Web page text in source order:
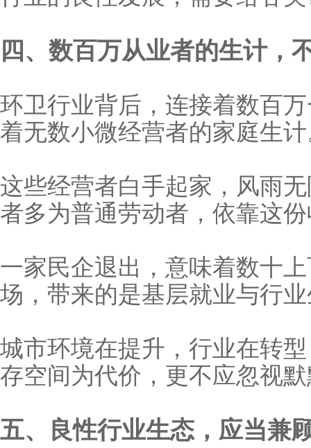
四、数百万从业者的生计，
环卫行业背后，连接着数百
着无数小微经营者的家庭生
这些经营者白手起家，风雨无阻
者多为普通劳动者，依靠这
一家民企退出，意味着数十
场，带来的是基层就业与行
城市环境在提升，行业在转
存空间为代价，更不应忽视
五、良性行业生态，应当兼